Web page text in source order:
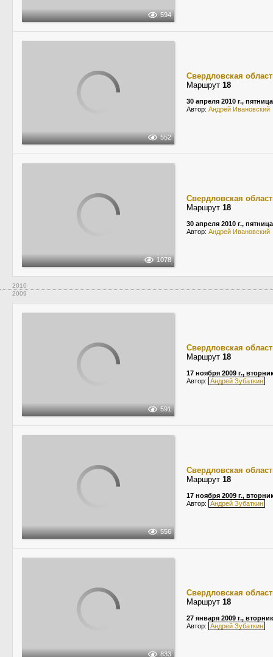
594
552
Свердловская
Маршрут 18
30 апреля 2010 г., пятница
Автор: Андрей Ивановский
1078
Свердловская
Маршрут 18
30 апреля 2010 г., пятница
Автор: Андрей Ивановский
2010
2009
591
Свердловская
Маршрут 18
17 ноября 2009 г.,
Автор: Андрей Зубаткин
556
Свердловская
Маршрут 18
17 ноября 2009 г.,
Автор: Андрей Зубаткин
833
Свердловская
Маршрут 18
27 января 2009 г., вторник
Автор: Андрей Зубаткин